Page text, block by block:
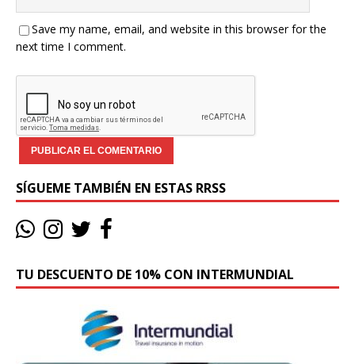
Save my name, email, and website in this browser for the
next time I comment.
SÍGUEME TAMBIÉN EN ESTAS RRSS
TU DESCUENTO DE 10% CON INTERMUNDIAL